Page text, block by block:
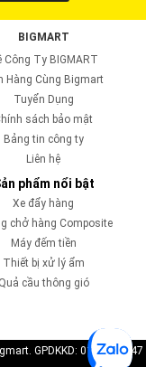
BIGMART
Công Ty BIGMART
Hàng Cùng Bigmart
Tuyển Dụng
sách bảo mật
Bảng tin công ty
Liên hệ
phẩm nổi bật
Xe đẩy hàng
chở hàng Composite
Máy đếm tiền
Thiết bị xử lý ẩm
Quả cầu thông gió
GPDKKD: 0110819747